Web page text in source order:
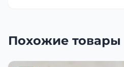
Похожие товары